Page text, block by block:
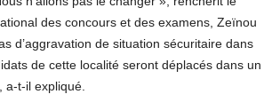
des concours et des examens, Zeïnou
d’aggravation de situation sécuritaire dans
de cette localité seront déplacés dans un
a-t-il expliqué.